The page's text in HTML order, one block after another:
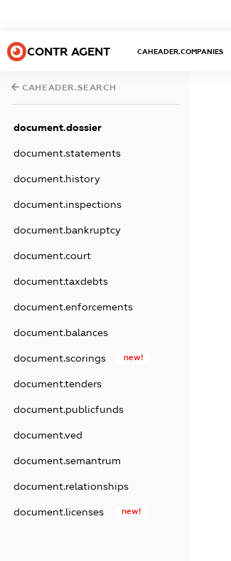
CONTR AGENT CAHEADER.COMPANIES
CAHEADER.SEARCH
document.dossier
document.statements
document.history
document.inspections
document.bankruptcy
document.court
document.taxdebts
document.enforcements
document.balances
document.scorings new!
document.tenders
document.publicfunds
document.ved
document.semantrum
document.relationships
document.licenses new!